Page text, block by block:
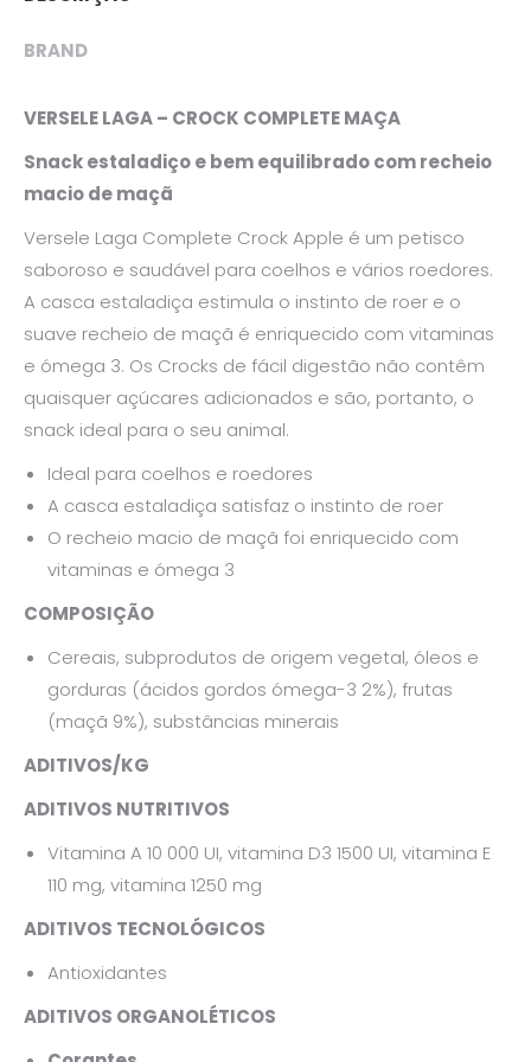
BRAND
VERSELE LAGA – CROCK COMPLETE MAÇA
Snack estaladiço e bem equilibrado com recheio
macio de maçã
Versele Laga Complete Crock Apple é um petisco
saboroso e saudável para coelhos e vários roedores.
A casca estaladiça estimula o instinto de roer e o
suave recheio de maçã é enriquecido com vitaminas
e ómega 3. Os Crocks de fácil digestão não contêm
quaisquer açúcares adicionados e são, portanto, o
snack ideal para o seu animal.
Ideal para coelhos e roedores
A casca estaladiça satisfaz o instinto de roer
O recheio macio de maçã foi enriquecido com
vitaminas e ómega 3
COMPOSIÇÃO
Cereais, subprodutos de origem vegetal, óleos e
gorduras (ácidos gordos ómega-3 2%), frutas
(maçã 9%), substâncias minerais
ADITIVOS/KG
ADITIVOS NUTRITIVOS
Vitamina A 10 000 UI, vitamina D3 1500 UI, vitamina E
110 mg, vitamina 1250 mg
ADITIVOS TECNOLÓGICOS
Antioxidantes
ADITIVOS ORGANOLÉTICOS